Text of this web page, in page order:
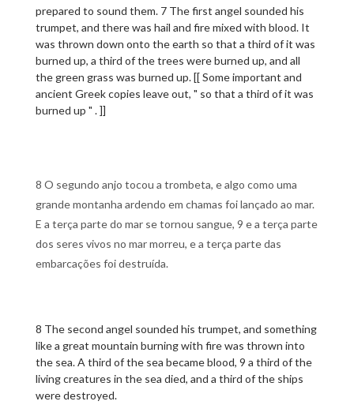
prepared to sound them. 7 The first angel sounded his
trumpet, and there was hail and fire mixed with blood. It
was thrown down onto the earth so that a third of it was
burned up, a third of the trees were burned up, and all
the green grass was burned up. [[ Some important and
ancient Greek copies leave out, " so that a third of it was
burned up " . ]]
8 O segundo anjo tocou a trombeta, e algo como uma
grande montanha ardendo em chamas foi lançado ao mar.
E a terça parte do mar se tornou sangue, 9 e a terça parte
dos seres vivos no mar morreu, e a terça parte das
embarcações foi destruída.
8 The second angel sounded his trumpet, and something
like a great mountain burning with fire was thrown into
the sea. A third of the sea became blood, 9 a third of the
living creatures in the sea died, and a third of the ships
were destroyed.